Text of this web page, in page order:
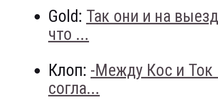
Gold: Так они и на
что ...
Клоп: -Между Кос и
согла...